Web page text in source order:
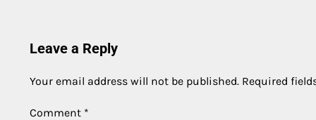
Leave a Reply
Your email address will not be published. Required
Comment *